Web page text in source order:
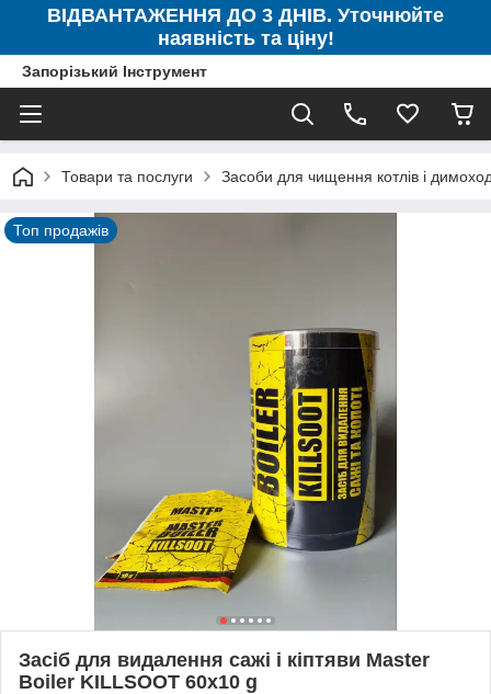
ВІДВАНТАЖЕННЯ ДО 3 ДНІВ. Уточнюйте
наявність та ціну!
Запорізький Інструмент
Товари та послуги Засоби для чищення котлів і
Топ продажів
Засіб для видалення сажі і кіптяви Master
Boiler KILLSOOT 60x10 g